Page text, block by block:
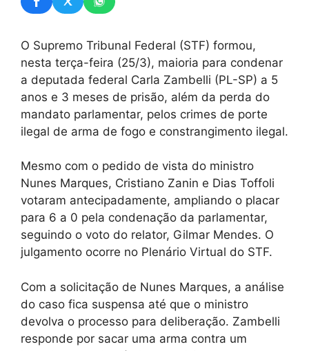
O Supremo Tribunal Federal (STF) formou,
nesta terça-feira (25/3), maioria para condenar
a deputada federal Carla Zambelli (PL-SP) a 5
anos e 3 meses de prisão, além da perda do
mandato parlamentar, pelos crimes de porte
ilegal de arma de fogo e constrangimento ilegal.
Mesmo com o pedido de vista do ministro
Nunes Marques, Cristiano Zanin e Dias Toffoli
votaram antecipadamente, ampliando o placar
para 6 a 0 pela condenação da parlamentar,
seguindo o voto do relator, Gilmar Mendes. O
julgamento ocorre no Plenário Virtual do STF.
Com a solicitação de Nunes Marques, a análise
do caso fica suspensa até que o ministro
devolva o processo para deliberação. Zambelli
responde por sacar uma arma contra um